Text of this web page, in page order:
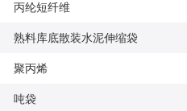
丙纶短纤维
熟料库底散装水泥伸缩袋
聚丙烯
吨袋